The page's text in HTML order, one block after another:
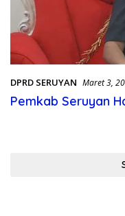
DPRD SERUYAN Maret 3,
Pemkab Seruyan